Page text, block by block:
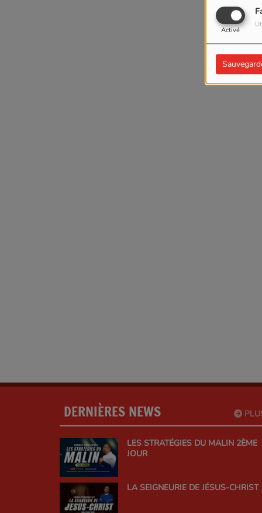
Activé
DERNIÈRES NEWS
LES STRATÉGIES DU MALIN 2ÈME
JOUR
LA SEIGNEURIE DE JÉSUS-CHRIST